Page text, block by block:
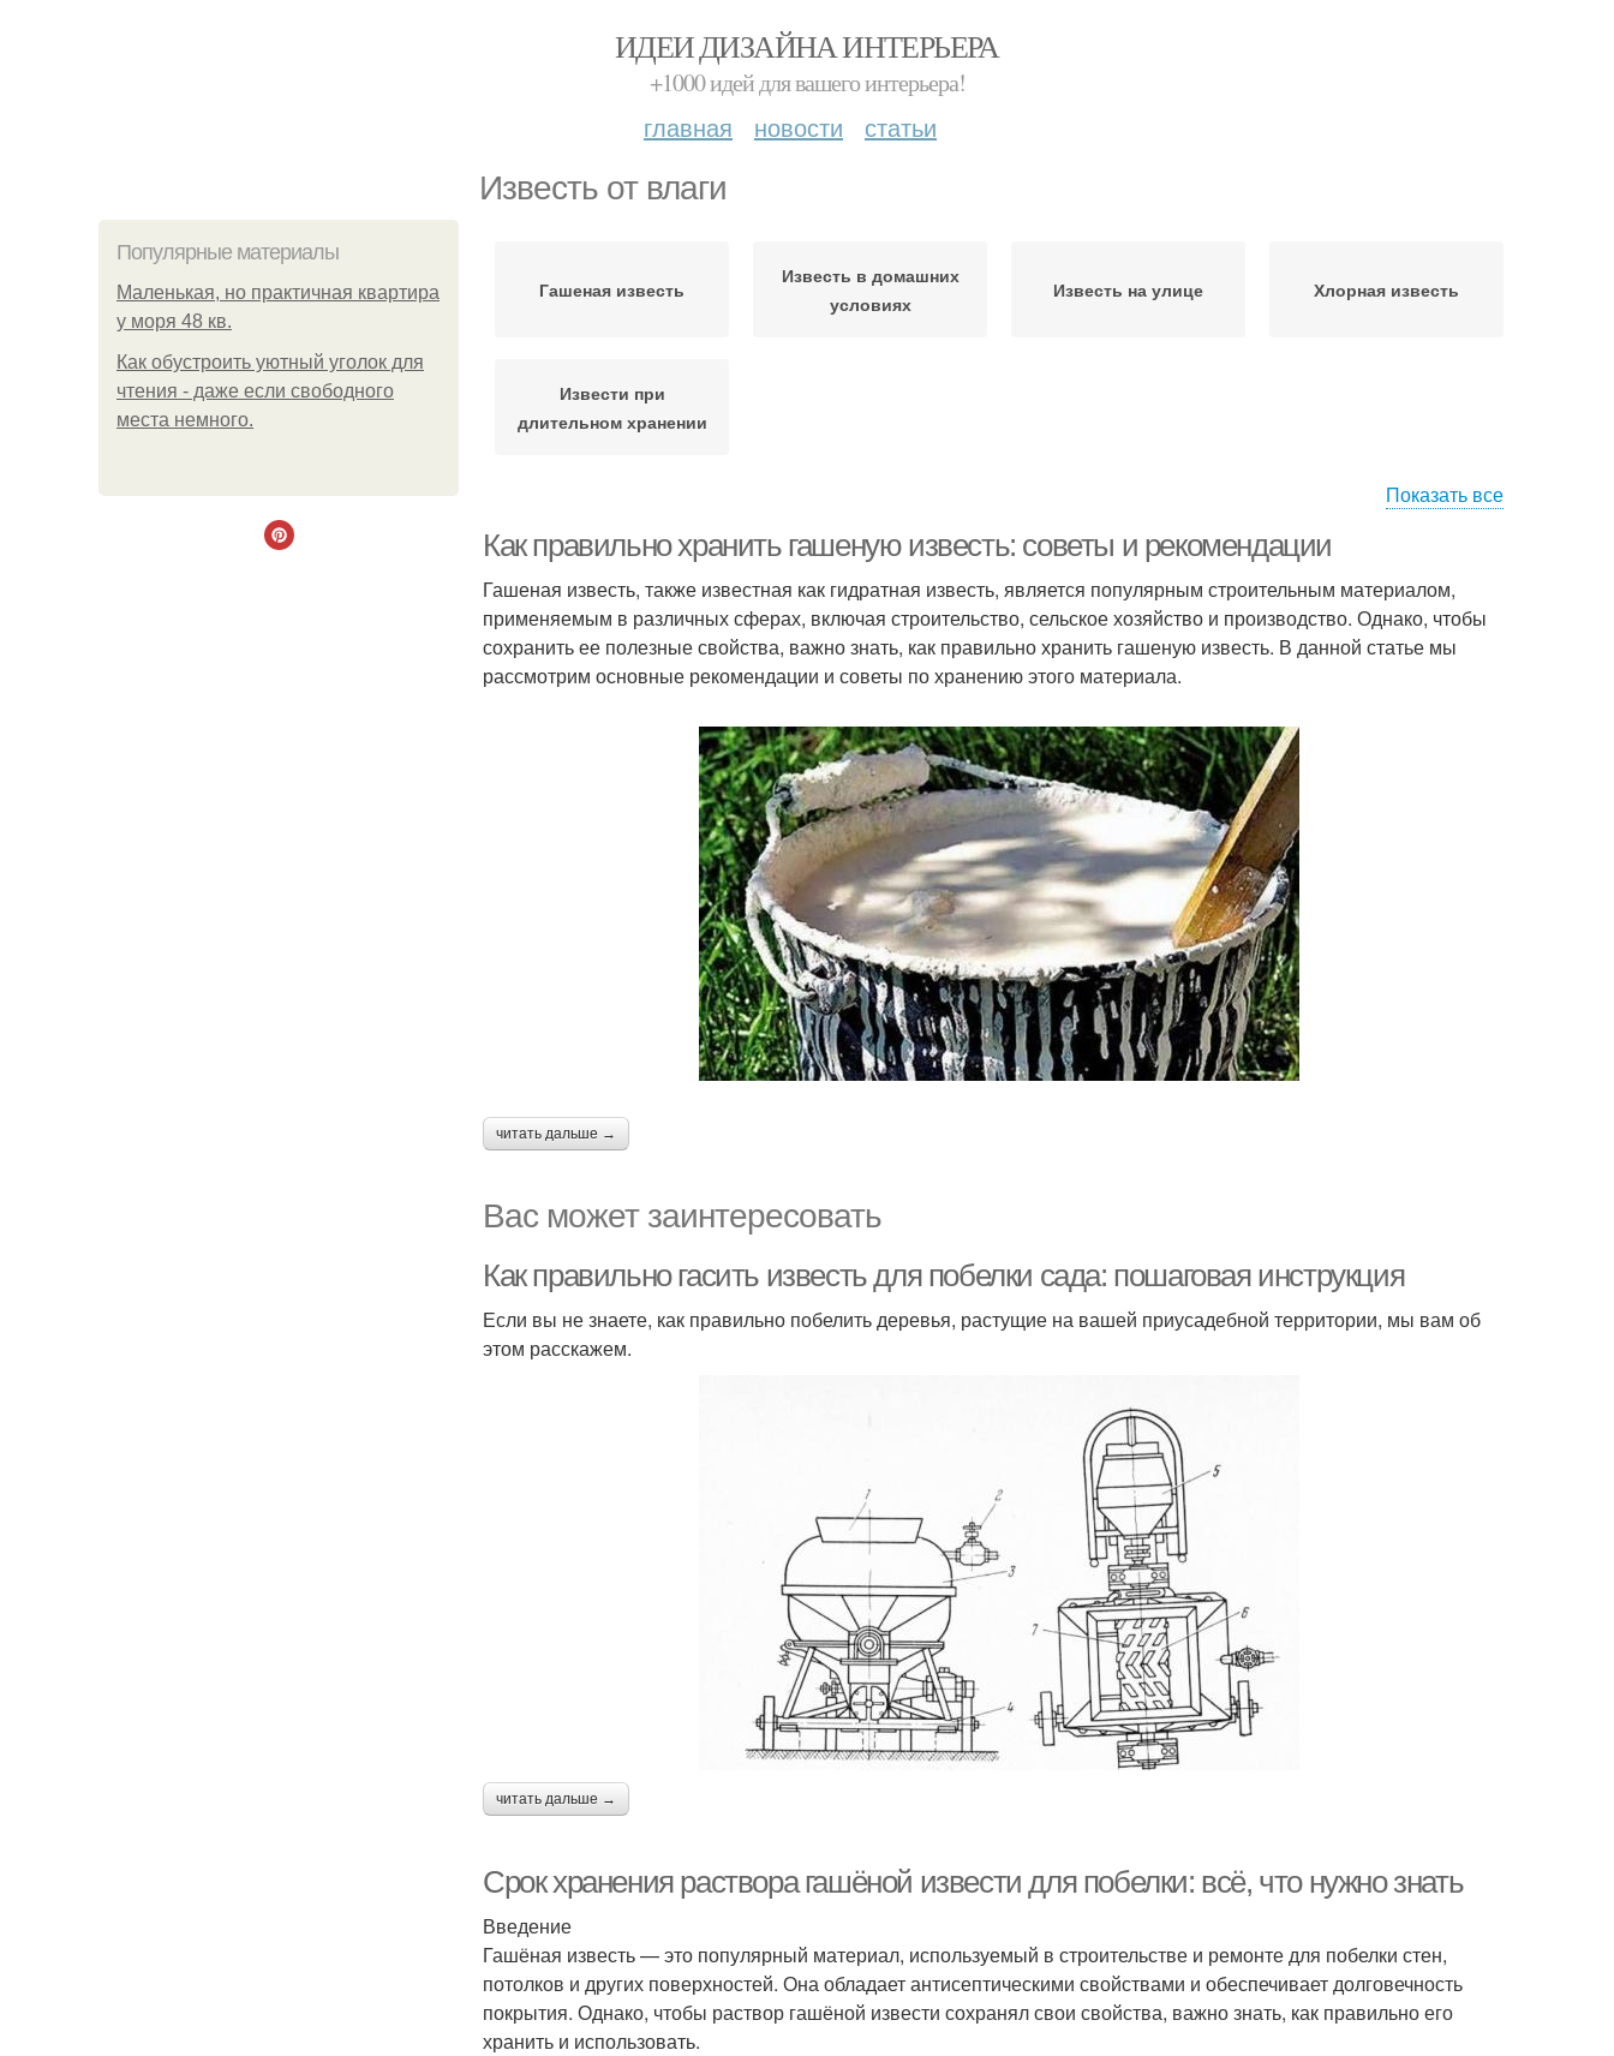
ИДЕИ ДИЗАЙНА ИНТЕРЬЕРА
+1000 идей для вашего интерьера!
главная новости статьи
Известь от влаги
Популярные материалы
Маленькая, но практичная квартира
у моря 48 кв.
Как обустроить уютный уголок для
чтения - даже если свободного
места немного.
Гашеная известь
Известь в домашних
условиях
Известь на улице Хлорная известь
Извести при
длительном хранении
Показать все
Как правильно хранить гашеную известь: советы и рекомендации
Гашеная известь, также известная как гидратная известь, является популярным строительным материалом,
применяемым в различных сферах, включая строительство, сельское хозяйство и производство. Однако, чтобы
сохранить ее полезные свойства, важно знать, как правильно хранить гашеную известь. В данной статье мы
рассмотрим основные рекомендации и советы по хранению этого материала.
читать дальше →
Вас может заинтересовать
Как правильно гасить известь для побелки сада: пошаговая инструкция
Если вы не знаете, как правильно побелить деревья, растущие на вашей приусадебной территории, мы вам об
этом расскажем.
читать дальше →
Срок хранения раствора гашёной извести для побелки: всё, что нужно знать
Введение
Гашёная известь — это популярный материал, используемый в строительстве и ремонте для побелки стен,
потолков и других поверхностей. Она обладает антисептическими свойствами и обеспечивает долговечность
покрытия. Однако, чтобы раствор гашёной извести сохранял свои свойства, важно знать, как правильно его
хранить и использовать.